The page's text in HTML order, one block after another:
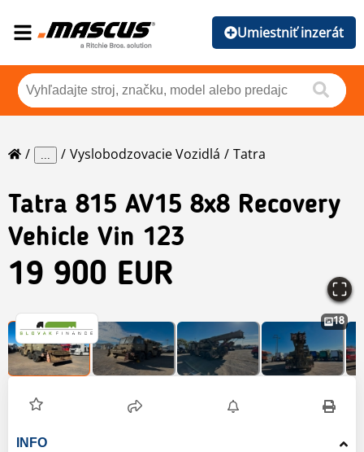
Umiestniť inzerát
... Vyslobodzovacie Vozidlá Tatra
Tatra 815 AV15 8x8 Recovery
Vehicle Vin 123
19 900 EUR
18
INFO